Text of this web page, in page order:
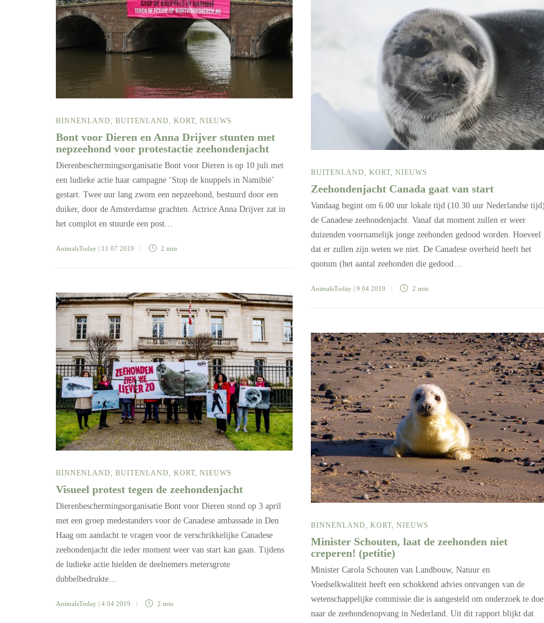
BINNENLAND, BUITENLAND, KORT, NIEUWS
Bont voor Dieren en Anna Drijver stunten met
nepzeehond voor protestactie zeehondenjacht
Dierenbeschermingsorganisatie Bont voor Dieren is op 10 juli met
een ludieke actie haar campagne ‘Stop de knuppels in Namibië’
gestart. Twee uur lang zwom een nepzeehond, bestuurd door een
duiker, door de Amsterdamse grachten. Actrice Anna Drijver zat in
het complot en stuurde een post…
AnimalsToday | 11 07 2019 2 min
BUITENLAND, KORT, NIEUWS
Zeehondenjacht Canada gaat van start
Vandaag begint om 6.00 uur lokale tijd (10.30 uur Nederlandse
de Canadese zeehondenjacht. Vanaf dat moment zullen er weer
duizenden voornamelijk jonge zeehonden gedood worden. Hoeveel
dat er zullen zijn weten we niet. De Canadese overheid heeft het
quotum (het aantal zeehonden die gedood…
AnimalsToday | 9 04 2019 2 min
BINNENLAND, BUITENLAND, KORT, NIEUWS
Visueel protest tegen de zeehondenjacht
Dierenbeschermingsorganisatie Bont voor Dieren stond op 3 april
met een groep medestanders voor de Canadese ambassade in Den
Haag om aandacht te vragen voor de verschrikkelijke Canadese
zeehondenjacht die ieder moment weer van start kan gaan. Tijdens
de ludieke actie hielden de deelnemers metersgrote
dubbelbedrukte…
AnimalsToday | 4 04 2019 2 min
BINNENLAND, KORT, NIEUWS
Minister Schouten, laat de zeehonden niet
creperen! (petitie)
Minister Carola Schouten van Landbouw, Natuur en
Voedselkwaliteit heeft een schokkend advies ontvangen van de
wetenschappelijke commissie die is aangesteld om onderzoek te
naar de zeehondenopvang in Nederland. Uit dit rapport blijkt dat